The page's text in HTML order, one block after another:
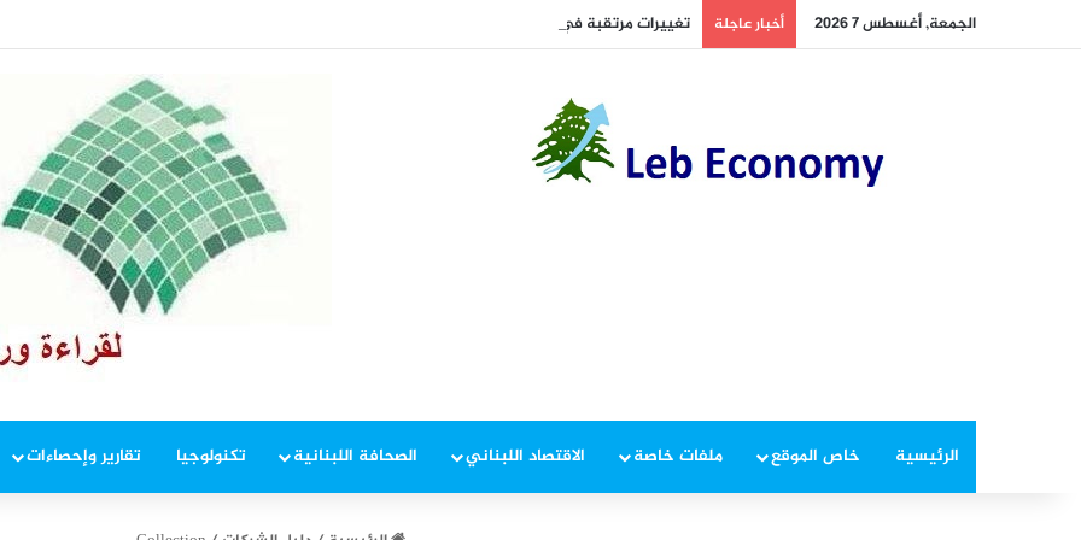
الجمعة, أغسطس 7 2026 أخبار عاجلة تغييرات مرتقبة في مطار بيروت
الرئيسية خاص الموقع ملفات خاصة الاقتصاد اللبناني الصحافة اللبنانية تكنولوجيا تقارير وإحصاءات